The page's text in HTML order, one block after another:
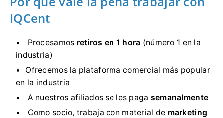
IQCent
Procesamos retiros en 1 hora (número 1 en la
industria)
Ofrecemos la plataforma comercial más popular
en la industria
A nuestros afiliados se les paga semanalmente
Como socio, trabaja con material de marketing